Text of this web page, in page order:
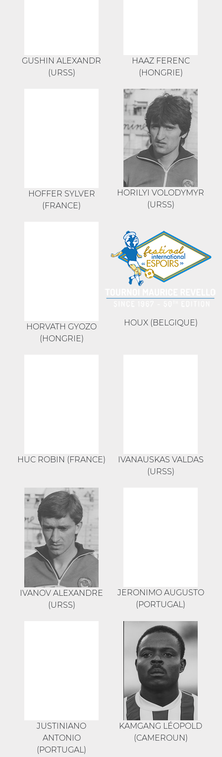
GUSHIN ALEXANDR
(URSS)
HAAZ FERENC
(HONGRIE)
HOFFER SYLVER
(FRANCE)
HORILYI VOLODYMYR
(URSS)
HORVATH GYOZO
(HONGRIE)
HOUX (BELGIQUE)
HUC ROBIN (FRANCE)
IVANAUSKAS VALDAS
(URSS)
IVANOV ALEXANDRE
(URSS)
JERONIMO AUGUSTO
(PORTUGAL)
JUSTINIANO
ANTONIO
(PORTUGAL)
KAMGANG LÉOPOLD
(CAMEROUN)